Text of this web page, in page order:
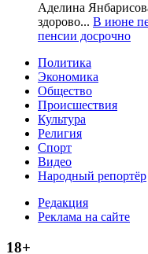
Аделина
здорово... В июне
пенсии досрочно
Политика
Экономика
Общество
Происшествия
Культура
Религия
Спорт
Видео
Народный репортёр
Редакция
Реклама на сайте
18+